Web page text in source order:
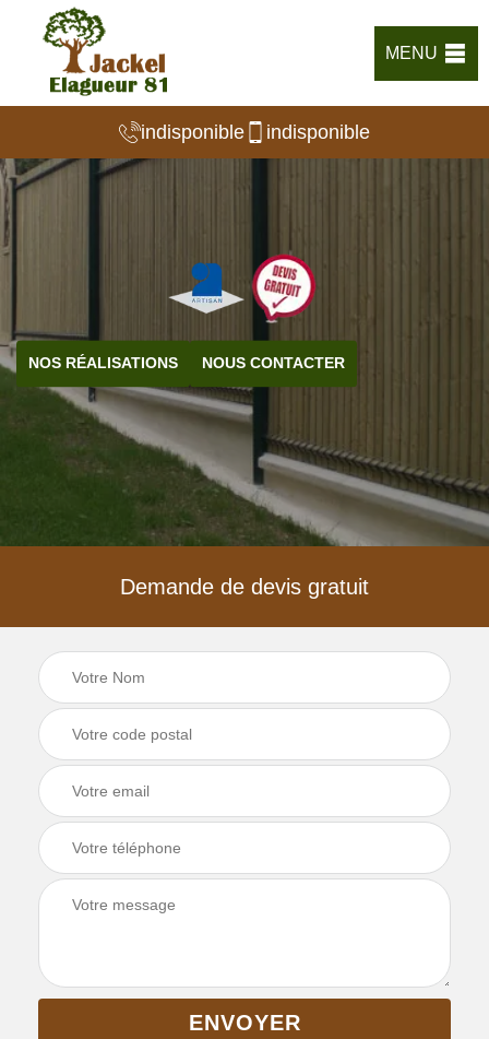
MENU
indisponible indisponible
NOS RÉALISATIONS NOUS CONTACTER
Demande de devis gratuit